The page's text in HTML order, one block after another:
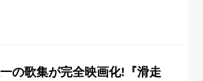
となった一冊の歌集が映画化された。いじ
きる希望を託した歌は、苦悩を抱える人へ
の歌集が完全映画化!『滑走